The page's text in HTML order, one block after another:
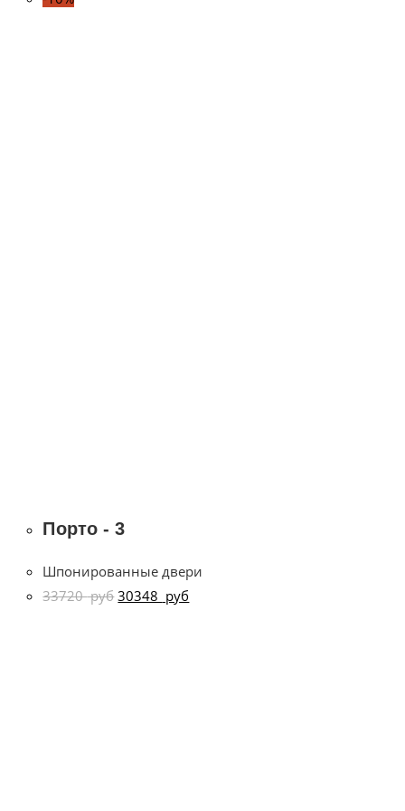
Порто - 3
Шпонированные двери
33720руб 30348 руб